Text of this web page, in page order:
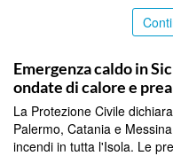
Emergenza caldo in
ondate di calore e
La Protezione Civile
Palermo, Catania e
incendi in tutta l'Isola. Le